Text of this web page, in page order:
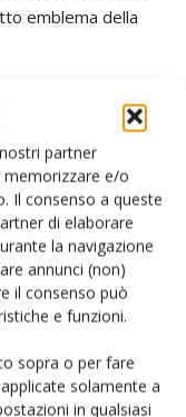
partner
e/o
Il consenso a queste
di elaborare
la navigazione
annunci (non)
il consenso può
e funzioni.
sopra o per fare
solamente a
in qualsiasi
emblema della